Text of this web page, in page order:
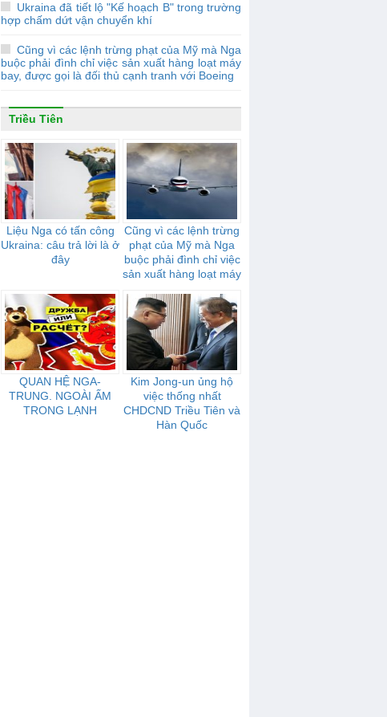
Ukraina đã tiết lộ "Kế hoạch B" trong trường
hợp chấm dứt vận chuyển khí
Cũng vì các lệnh trừng phạt của Mỹ mà Nga
buộc phải đình chỉ việc sản xuất hàng loạt máy
bay, được gọi là đối thủ cạnh tranh với Boeing
Triều Tiên
Liệu Nga có tấn công
Ukraina: câu trả lời là ở
đây
Cũng vì các lệnh trừng
phạt của Mỹ mà Nga
buộc phải đình chỉ việc
sản xuất hàng loạt máy
cạnh tranh với Boeing
QUAN HỆ NGA-
TRUNG. NGOÀI ẤM
TRONG LẠNH
Kim Jong-un ủng hộ
việc thống nhất
CHDCND Triều Tiên và
Hàn Quốc